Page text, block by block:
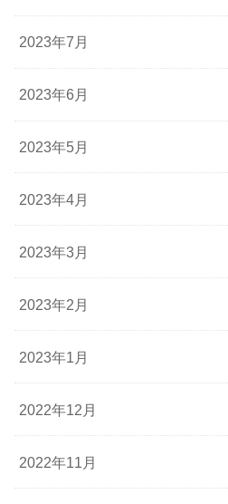
2023年7月
2023年6月
2023年5月
2023年4月
2023年3月
2023年2月
2023年1月
2022年12月
2022年11月